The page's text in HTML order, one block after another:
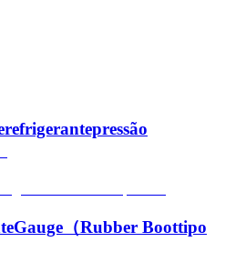
（Rubber Boottipo